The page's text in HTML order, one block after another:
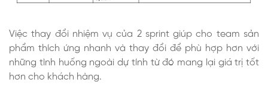
Việc thay đổi nhiệm vụ của 2 sprint giúp cho team sản
phẩm thích ứng nhanh và thay đổi để phù hợp hơn với
những tình huống ngoài dự tính từ đó mang lại giá trị tốt
hơn cho khách hàng.